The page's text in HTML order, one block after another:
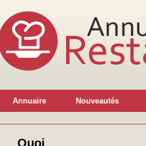
Annuaire Nouveautés
Quoi